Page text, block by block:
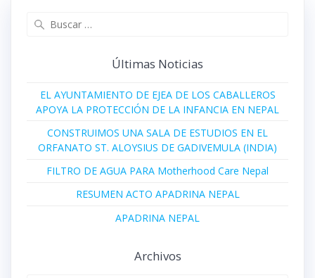
Últimas Noticias
EL AYUNTAMIENTO DE EJEA DE LOS CABALLEROS
APOYA LA PROTECCIÓN DE LA INFANCIA EN NEPAL
CONSTRUIMOS UNA SALA DE ESTUDIOS EN EL
ORFANATO ST. ALOYSIUS DE GADIVEMULA (INDIA)
FILTRO DE AGUA PARA Motherhood Care Nepal
RESUMEN ACTO APADRINA NEPAL
APADRINA NEPAL
Archivos